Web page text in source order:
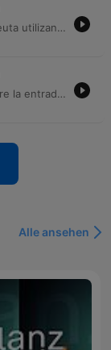
Ángel Expósito analiza la crisis migratoria en Ceuta utilizando conceptos de la RAE para cuestionar la gestión gubernamental y la falta de previsión ante los hechos. El episodio también aborda diversas noticias nacionales e internacionales, incluyendo procesos judiciales en Marruecos, el mensaje del Papa y conflictos bélicos. Asimismo, se repasan otros temas de actualidad como la situación de seguridad fronteriza, la apertura de una librería temática en Ureña, noticias sobre los Eagles en Las Vegas y la estrategia política de Gianni Infantino ante su reelección en la FIFA.
El programa repasa la investigación judicial sobre la entrada de migrantes en Ceuta, las tensiones políticas por el reparto de menores y sucesos internacionales como ataques en Ucrania. También se informa sobre un trágico asesinato machista en Asturias, una explosión industrial en Gran Canaria y noticias deportivas sobre el Mundial 2030. En el ámbito científico y de salud, se analiza la alerta por el virus del Nilo en Sevilla y un importante hallazgo paleontológico en Ciudad Real. Además, se presenta el desarrollo de robótica con inteligencia emocional para apoyar terapias en niños con autismo y las recomendaciones para observar el próximo eclipse solar total.
Alle ansehen